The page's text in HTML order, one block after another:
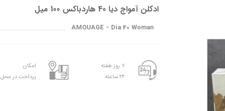
ادکلن آمواج دیا 40 هاردباکس 100 میل
AMOUAGE - Dia 40 Woman
۷ روز هفته
۲۴ ساعته
امکان
پرداخت در محل